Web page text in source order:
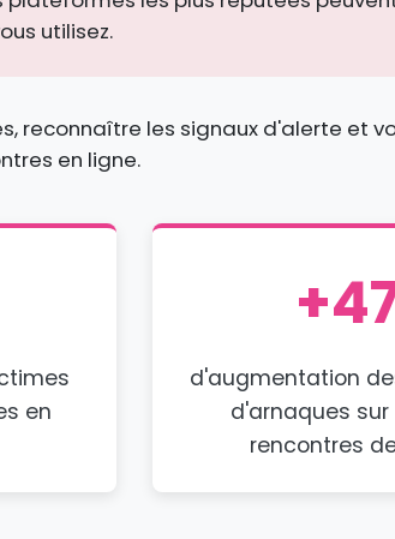
utilisez.
reconnaître les signaux d'alerte et
en ligne.
en
d'augmentation
d'arnaques
rencontres